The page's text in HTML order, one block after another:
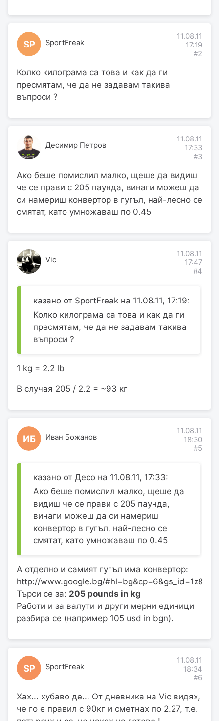
SP SportFreak
11.08.11
17:19
#2
Колко килограма са това и как да ги
пресмятам, че да не задавам такива
въпроси ?
Десимир Петров
11.08.11
17:33
#3
Ако беше помислил малко, щеше да видиш
че се прави с 205 паунда, винаги можеш да
си намериш конвертор в гугъл, най-лесно се
смятат, като умножаваш по 0.45
Vic
11.08.11
17:47
#4
казано от SportFreak на 11.08.11, 17:19:
Колко килограма са това и как да ги
пресмятам, че да не задавам такива
въпроси ?
1 kg = 2.2 lb
В случая 205 / 2.2 = ~93 кг
ИБ Иван Божанов
11.08.11
18:30
#5
казано от Десо на 11.08.11, 17:33:
Ако беше помислил малко, щеше да
видиш че се прави с 205 паунда,
винаги можеш да си намериш
конвертор в гугъл, най-лесно се
смятат, като умножаваш по 0.45
А отделно и самият гугъл има конвертор:
http://www.google.bg/
Търси се за: 205 pounds in kg
Работи и за валути и други мерни единици
разбира се (например 105 usd in bgn).
SP SportFreak
11.08.11
18:34
#6
Хах... хубаво де... От дневника на Vic видях,
че го е правил с 90кг и сметнах по 2.27, т.е.